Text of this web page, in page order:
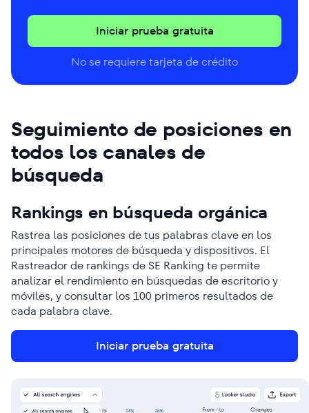
Iniciar prueba gratuita
No se requiere tarjeta de crédito
Seguimiento de posiciones en
todos los canales de
búsqueda
Rankings en búsqueda orgánica
Rastrea las posiciones de tus palabras clave en los
principales motores de búsqueda y dispositivos. El
Rastreador de rankings de SE Ranking te permite
analizar el rendimiento en búsquedas de escritorio y
móviles, y consultar los 100 primeros resultados de
cada palabra clave.
Iniciar prueba gratuita